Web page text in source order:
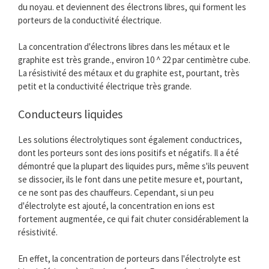
du noyau. et deviennent des électrons libres, qui forment les
porteurs de la conductivité électrique.
La concentration d'électrons libres dans les métaux et le
graphite est très grande., environ 10 ^ 22 par centimètre cube.
La résistivité des métaux et du graphite est, pourtant, très
petit et la conductivité électrique très grande.
Conducteurs liquides
Les solutions électrolytiques sont également conductrices,
dont les porteurs sont des ions positifs et négatifs. Il a été
démontré que la plupart des liquides purs, même s'ils peuvent
se dissocier, ils le font dans une petite mesure et, pourtant,
ce ne sont pas des chauffeurs. Cependant, si un peu
d'électrolyte est ajouté, la concentration en ions est
fortement augmentée, ce qui fait chuter considérablement la
résistivité.
En effet, la concentration de porteurs dans l'électrolyte est